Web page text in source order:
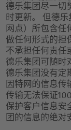
德乐集团尽一切
时更新。 但德
网点）所包含任
做任何形式的担
不承担任何责任
德乐集团可随时
德乐集团没有定
因特网的信息传
传输无法保证
保护客户信息安
团的信息的绝对